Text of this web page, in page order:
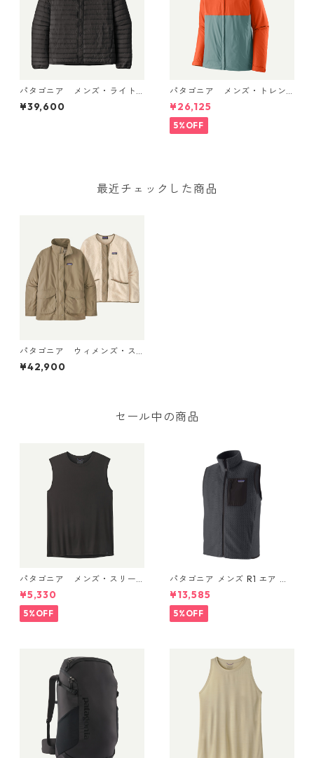
パタゴニア メンズ・ライト
ウェイト・ダウン・セータ
ー・カーディガン Black 319
¥39,600
パタゴニア メンズ・トレン
トシェル 3L・レイン・ジャケ
ット (カラー Blue Sage) Pat
agonia Men's Torrentshell 3
L Rain Jacket 日本正規品 製
¥26,125
5%OFF
最近チェックした商品
パタゴニア ウィメンズ・ス
カイセイル・スリーインワ
ン・コート (カラー Seabird
¥42,900
セール中の商品
パタゴニア メンズ・スリー
ブレス・キャプリーン・クー
ル・デイリー・シャツ (カラ
ー Black) Patagonia Men's Sl
eeveless Capilene® Cool Da
¥5,330
5%OFF
パタゴニア メンズ R1 エア ベ
スト 40285 Smolder Blue
¥13,585
5%OFF